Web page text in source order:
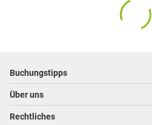
Footer navigation
Buchungstipps
Warum im Reisebüro buchen
Hoteltipps
Über uns
Kontakt
Rechtliches